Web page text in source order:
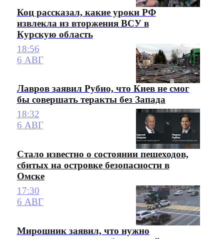
Коц рассказал, какие уроки РФ
извлекла из вторжения ВСУ в
Курскую область
18:56
6 АВГ
Лавров заявил Рубио, что Киев не смог
бы совершать теракты без Запада
18:32
6 АВГ
Стало известно о состоянии пешеходов,
сбитых на островке безопасности в
Омске
17:30
6 АВГ
Мирошник заявил, что нужно